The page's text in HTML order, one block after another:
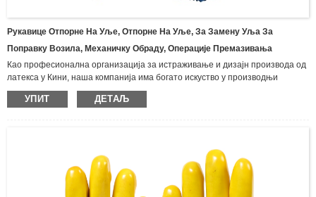
Рукавице Отпорне На Уље, Отпорне На Уље, За Замену Уља За
Поправку Возила, Механичку Обраду, Операције Премазивања
Као професионална организација за истраживање и дизајн производа од
латекса у Кини, наша компанија има богато искуство у производњи
различитих врста рукавица и производа од латекса, укључујући бутил
рукавице, импрегниране рукавице, неопренске рукавице, рукавице
рукавице од латекса са дугим рукама, итд. Широко се користе у
индустрији, рударству, рибарству, пољопривреди, шумарству и другим
областима опште заштите рада, погледајте испод за наши тренутни
производи за рукавице.
УПИТ ДЕТАЉ